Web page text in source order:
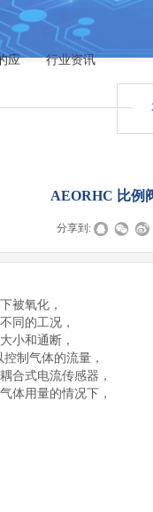
行业资讯
应
AEORHC 比例
分享到:
被氧化，
同的工况，
小和通断，
制气体的流量，
合式电流传感器，
体用量的情况下，